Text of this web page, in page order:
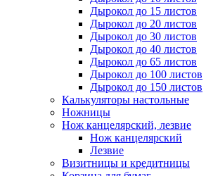
Дырокол до 15 листов
Дырокол до 20 листов
Дырокол до 30 листов
Дырокол до 40 листов
Дырокол до 65 листов
Дырокол до 100 листов
Дырокол до 150 листов
Калькуляторы настольные
Ножницы
Нож канцелярский, лезвие
Нож канцелярский
Лезвие
Визитницы и кредитницы